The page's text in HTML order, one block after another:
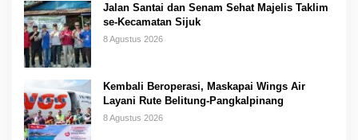
Jalan Santai dan Senam Sehat Majelis Taklim
se-Kecamatan Sijuk
8 Agustus 2026
Kembali Beroperasi, Maskapai Wings Air
Layani Rute Belitung-Pangkalpinang
8 Agustus 2026